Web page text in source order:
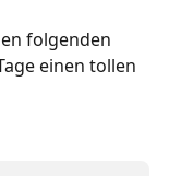
folgenden
einen tollen